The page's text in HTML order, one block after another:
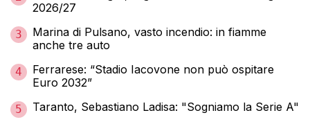
2026/27
3
Marina di Pulsano, vasto incendio: in fiamme
anche tre auto
4
Ferrarese: “Stadio Iacovone non può ospitare
Euro 2032”
5 Taranto, Sebastiano Ladisa: "Sogniamo la Serie A"